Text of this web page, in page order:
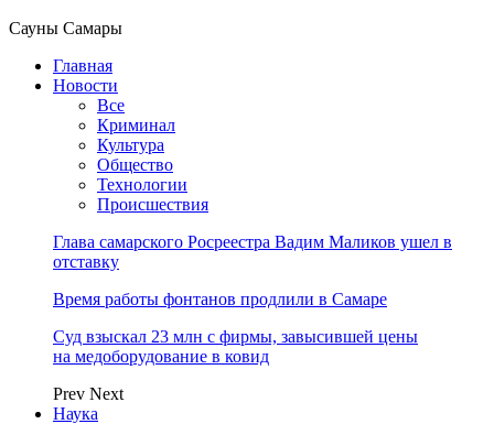
Сауны Самары
Главная
Новости
Все
Криминал
Культура
Общество
Технологии
Происшествия
Глава самарского Росреестра Вадим Маликов ушел в
отставку
Время работы фонтанов продлили в Самаре
Суд взыскал 23 млн с фирмы, завысившей цены
на медоборудование в ковид
Prev Next
Наука